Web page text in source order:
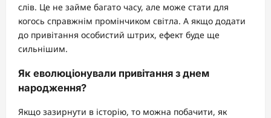
слів. Це не займе багато часу, але може стати для
когось справжнім промінчиком світла. А якщо додати
до привітання особистий штрих, ефект буде ще
сильнішим.
Як еволюціонували привітання з днем
народження?
Якщо зазирнути в історію, то можна побачити, як